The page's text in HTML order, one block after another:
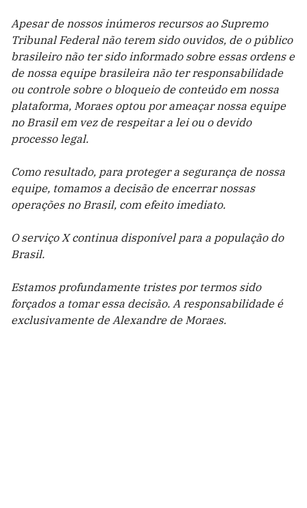
Apesar de nossos inúmeros recursos ao Supremo
Tribunal Federal não terem sido ouvidos, de o público
brasileiro não ter sido informado sobre essas ordens e
de nossa equipe brasileira não ter responsabilidade
ou controle sobre o bloqueio de conteúdo em nossa
plataforma, Moraes optou por ameaçar nossa equipe
no Brasil em vez de respeitar a lei ou o devido
processo legal.
Como resultado, para proteger a segurança de nossa
equipe, tomamos a decisão de encerrar nossas
operações no Brasil, com efeito imediato.
O serviço X continua disponível para a população do
Brasil.
Estamos profundamente tristes por termos sido
forçados a tomar essa decisão. A responsabilidade é
exclusivamente de Alexandre de Moraes.